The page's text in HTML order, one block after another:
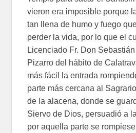
vieron era imposible porque
tan llena de humo y fuego
perder la vida, por lo que el
Licenciado Fr. Don
Pizarro del hábito de
más fácil la entrada
parte más cercana al
de la alacena, donde se
Siervo de Dios, persuadió a
por aquella parte se